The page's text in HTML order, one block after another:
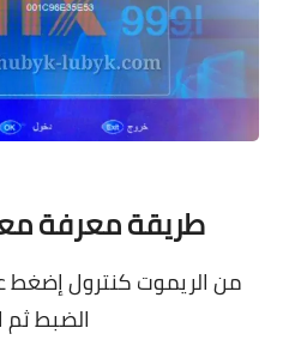
طريقة معرفة
الضبط